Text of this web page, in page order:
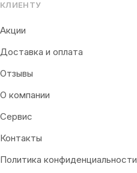
КЛИЕНТУ
Акции
Доставка и оплата
Отзывы
О компании
Сервис
Контакты
Политика конфиденциальности